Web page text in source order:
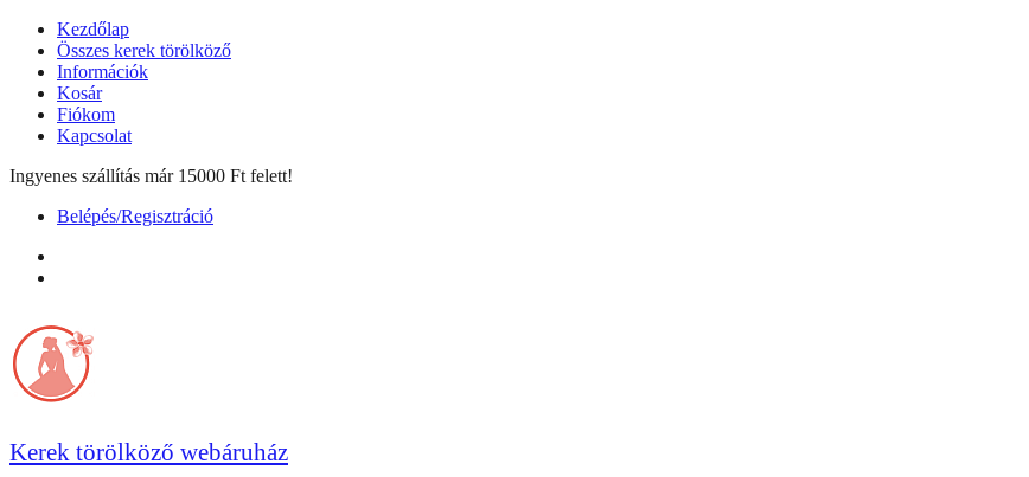
Skip
content
Kezdőlap
Összes kerek törölköző
Információk
Kosár
Fiókom
Kapcsolat
Ingyenes szállítás már 15000 Ft felett!
Belépés/Regisztráció
Kerek törölköző webáruház